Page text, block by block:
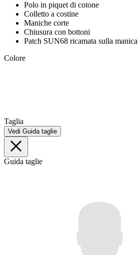
Polo in piquet di cotone
Colletto a costine
Maniche corte
Chiusura con bottoni
Patch SUN68 ricamata sulla manica
Colore
Taglia
Vedi Guida taglie
Guida taglie